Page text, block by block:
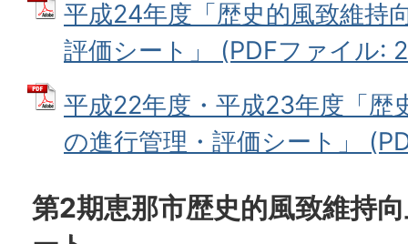
平成24年度「歴史的風致維持
評価シート」 (PDFファイル:
平成22年度・平成23年度「歴
の進行管理・評価シート」
第2期恵那市歴史的風致維持